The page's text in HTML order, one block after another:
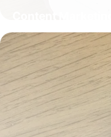
24 mai 2026